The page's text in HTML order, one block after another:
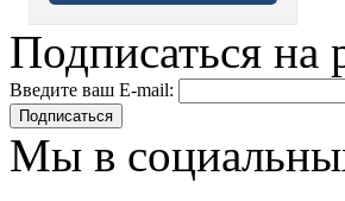
Подписаться на
Введите ваш E-mail:
Подписаться
Мы в